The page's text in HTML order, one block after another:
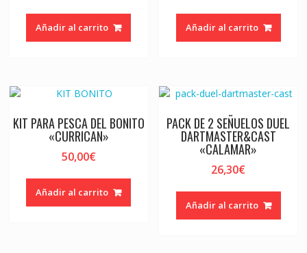
Añadir al carrito Añadir al carrito
KIT PARA PESCA DEL BONITO
«CURRICAN»
50,00€
Añadir al carrito
PACK DE 2 SEÑUELOS DUEL
DARTMASTER&CAST
«CALAMAR»
26,30€
Añadir al carrito